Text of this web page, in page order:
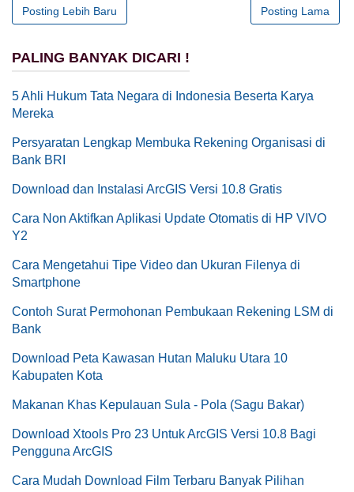
Posting Lebih Baru Posting Lama
PALING BANYAK DICARI !
5 Ahli Hukum Tata Negara di Indonesia Beserta Karya
Mereka
Persyaratan Lengkap Membuka Rekening Organisasi di
Bank BRI
Download dan Instalasi ArcGIS Versi 10.8 Gratis
Cara Non Aktifkan Aplikasi Update Otomatis di HP VIVO
Y2
Cara Mengetahui Tipe Video dan Ukuran Filenya di
Smartphone
Contoh Surat Permohonan Pembukaan Rekening LSM di
Bank
Download Peta Kawasan Hutan Maluku Utara 10
Kabupaten Kota
Makanan Khas Kepulauan Sula - Pola (Sagu Bakar)
Download Xtools Pro 23 Untuk ArcGIS Versi 10.8 Bagi
Pengguna ArcGIS
Cara Mudah Download Film Terbaru Banyak Pilihan